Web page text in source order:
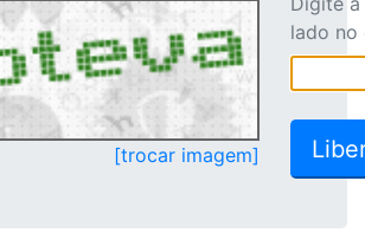
[trocar imagem]
lado no